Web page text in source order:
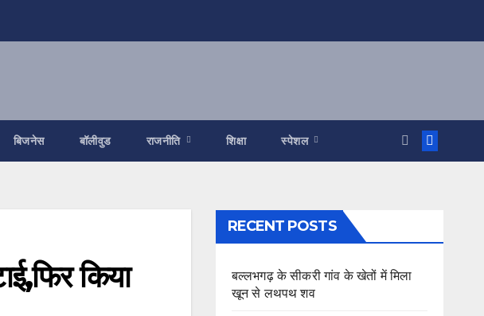
बिजनेस बॉलीवुड राजनीति शिक्षा स्पेशल
किया
RECENT POSTS
बल्लभगढ़ के सीकरी गांव के खेतों में मिला
खून से लथपथ शव